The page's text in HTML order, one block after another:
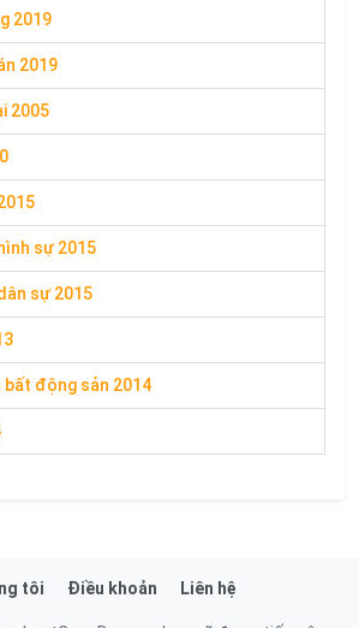
2019
2019
2005
sự 2015
sự 2015
bất động sản 2014
tôi Điều khoản Liên hệ